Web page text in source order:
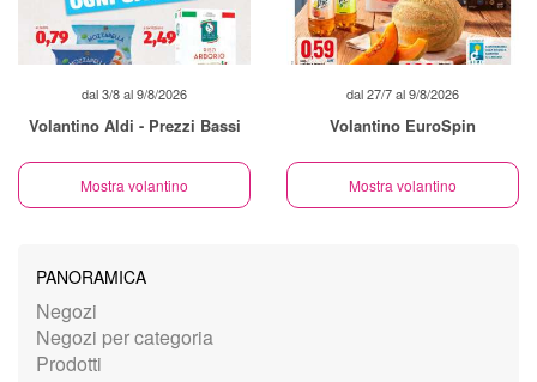
dal 3/8 al 9/8/2026
Volantino Aldi - Prezzi Bassi
Mostra volantino
dal 27/7 al 9/8/2026
Volantino EuroSpin
Mostra volantino
PANORAMICA
Negozi
Negozi per categoria
Prodotti